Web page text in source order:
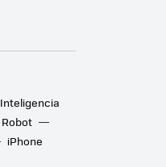
Inteligencia
Robot
iPhone